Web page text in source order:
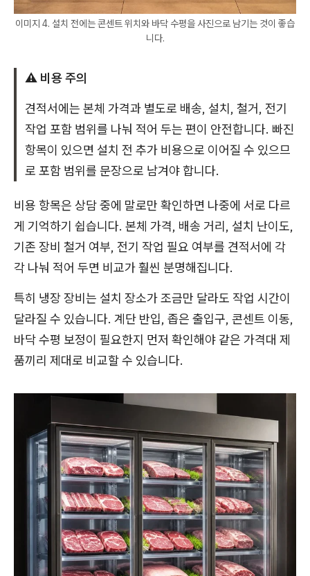
이미지 4. 설치 전에는 콘센트 위치와 바닥 수평을 사진으로 남기는 것이 좋습
니다.
⚠️ 비용 주의
견적서에는 본체 가격과 별도로 배송, 설치, 철거, 전기
작업 포함 범위를 나눠 적어 두는 편이 안전합니다. 빠진
항목이 있으면 설치 전 추가 비용으로 이어질 수 있으므
로 포함 범위를 문장으로 남겨야 합니다.
비용 항목은 상담 중에 말로만 확인하면 나중에 서로 다르
게 기억하기 쉽습니다. 본체 가격, 배송 거리, 설치 난이도,
기존 장비 철거 여부, 전기 작업 필요 여부를 견적서에 각
각 나눠 적어 두면 비교가 훨씬 분명해집니다.
특히 냉장 장비는 설치 장소가 조금만 달라도 작업 시간이
달라질 수 있습니다. 계단 반입, 좁은 출입구, 콘센트 이동,
바닥 수평 보정이 필요한지 먼저 확인해야 같은 가격대 제
품끼리 제대로 비교할 수 있습니다.